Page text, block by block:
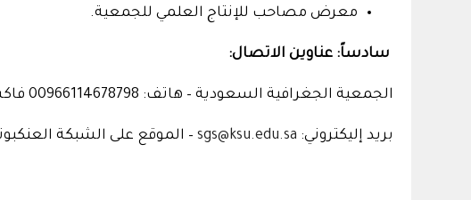
معرض مصاحب للإنتاج العلمي للجمعية.
سادساً: عناوين الاتصال:
الجمعية الجغرافية السعودية – هاتف: 00966114678798 فاكس: 00966114677732 ص ب 2456 الرياض 11451
بريد إليكتروني: sgs@ksu.edu.sa – الموقع على الشبكة